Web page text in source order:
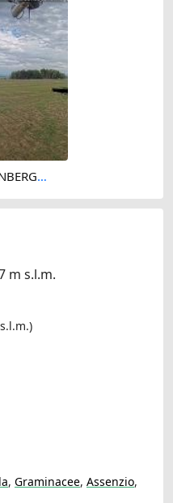
Buttwil: FLUGSCHULE EICHENBERGER AG - Buttwil Airport
m s.l.m.
, Graminacee, Assenzio,